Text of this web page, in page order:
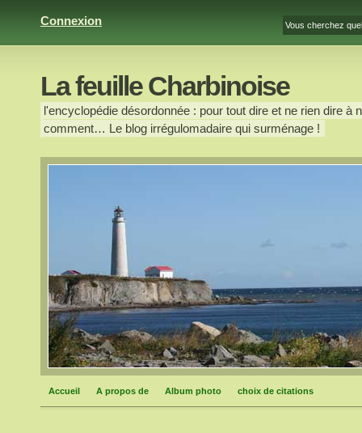
Connexion
La feuille Charbinoise
l'encyclopédie désordonnée : pour tout dire et ne rien dire
comment… Le blog irrégulomadaire qui surménage !
Accueil A propos de Album photo choix de citations